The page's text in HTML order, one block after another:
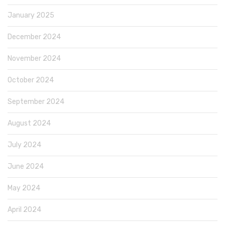
January 2025
December 2024
November 2024
October 2024
September 2024
August 2024
July 2024
June 2024
May 2024
April 2024